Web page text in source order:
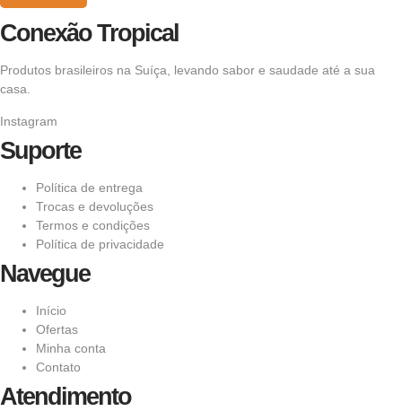
Conexão Tropical
Produtos brasileiros na Suíça, levando sabor e saudade até a sua
casa.
Instagram
Suporte
Política de entrega
Trocas e devoluções
Termos e condições
Política de privacidade
Navegue
Início
Ofertas
Minha conta
Contato
Atendimento